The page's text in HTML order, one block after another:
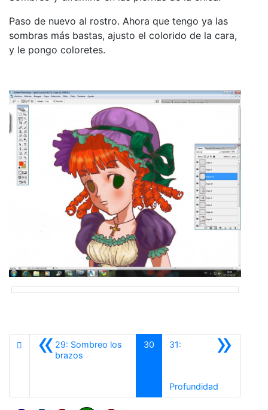
Paso de nuevo al rostro. Ahora que tengo ya las
sombras más bastas, ajusto el colorido de la cara,
y le pongo coloretes.
«29: Sombreo los
brazos
30 »
31:
Profundidad